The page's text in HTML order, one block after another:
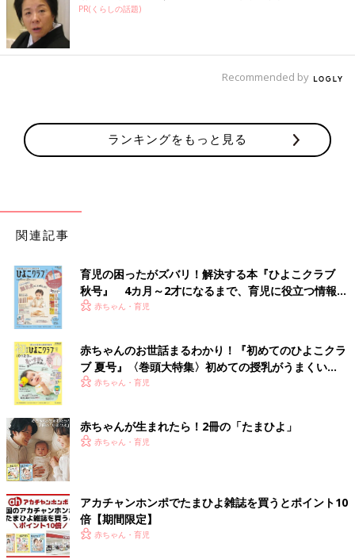
PR(くらしの話題)
Recommended by
ランキングをもっと見る
関連記事
育児の困ったがズバリ！解決する本『ひよこクラブ
秋号』 4カ月～2才になるまで、育児に役立つ情報が
いっぱい！
赤ちゃん・育児
赤ちゃんのお世話まるわかり！『初めてのひよこクラ
ブ 夏号』〈巻頭大特集〉初めての授乳がうまくい
く！ おっぱい・ミルクの基本と夏のトラブル 解決テ
赤ちゃん・育児
赤ちゃんが生まれたら！2冊の「たまひよ」
赤ちゃん・育児
アカチャンホンポでたまひよ雑誌を買うとポイント10
倍【期間限定】
赤ちゃん・育児